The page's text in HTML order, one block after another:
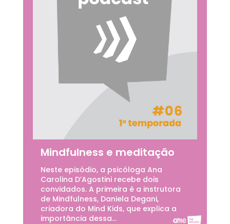
Mindfulness e meditação
Neste episódio, a psicóloga Ana
Carolina D’Agostini recebe dois
convidados. A primeira é a instrutora
de Mindfulness, Daniela Degani,
criadora do Mind Kids, que explica a
importância dessa...